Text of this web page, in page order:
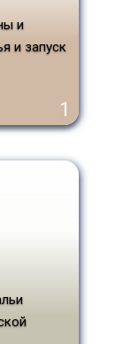
и
и запуск
1